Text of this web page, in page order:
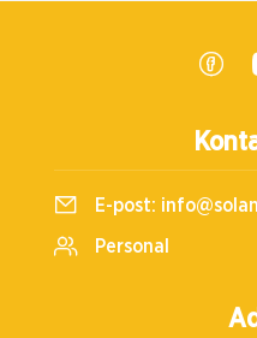
E-post:
Personal